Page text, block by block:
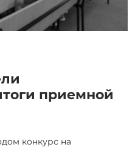
приемной
конкурс на